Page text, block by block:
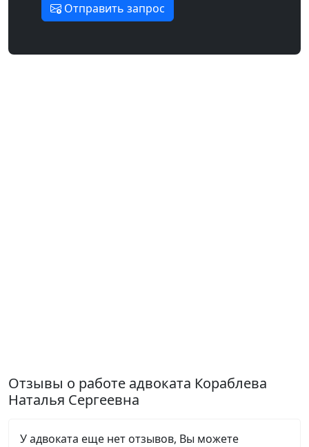
Отправить запрос
Отзывы о работе адвоката Кораблева
Наталья Сергеевна
У адвоката еще нет отзывов, Вы можете